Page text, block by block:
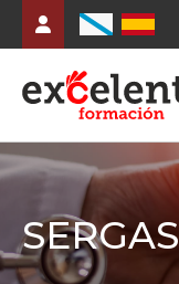
SERGAS